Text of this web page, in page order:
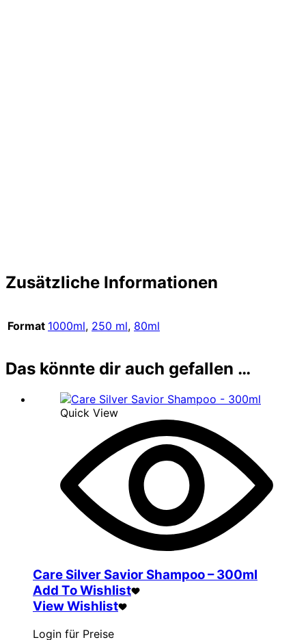
Zusätzliche Informationen
Format 1000ml, 250 ml, 80ml
Das könnte dir auch gefallen …
Quick View
Care Silver Savior Shampoo – 300ml
Add To Wishlist
View Wishlist
Login für Preise